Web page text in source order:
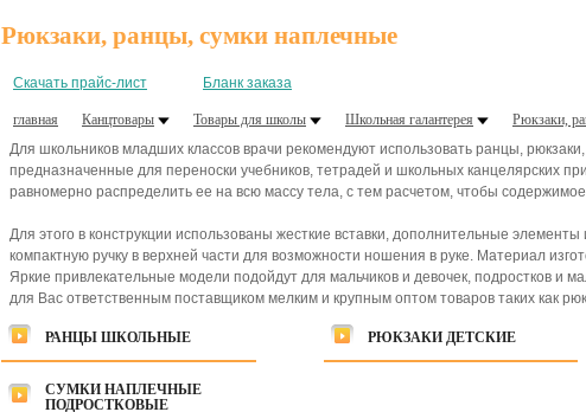
Рюкзаки, ранцы, сумки наплечные
Скачать прайс-лист Бланк заказа
главная Канцтовары Товары для школы Школьная галантерея
Рюкзаки,
Для школьников младших классов врачи рекомендуют использовать ранцы,
предназначенные для переноски учебников, тетрадей и школьных канцелярских
равномерно распределить ее на всю массу тела, с тем расчетом, чтобы
Для этого в конструкции использованы жесткие вставки, дополнительные
компактную ручку в верхней части для возможности ношения в руке. Материал
Яркие привлекательные модели подойдут для мальчиков и девочек, подростков
для Вас ответственным поставщиком мелким и крупным оптом товаров таких как
РАНЦЫ ШКОЛЬНЫЕ РЮКЗАКИ ДЕТСКИЕ
СУМКИ НАПЛЕЧНЫЕ
ПОДРОСТКОВЫЕ